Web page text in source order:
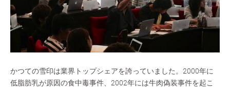
かつての雪印は業界トップシェアを誇っていました。2000年に
低脂肪乳が原因の食中毒事件、2002年には牛肉偽装事件を起こ